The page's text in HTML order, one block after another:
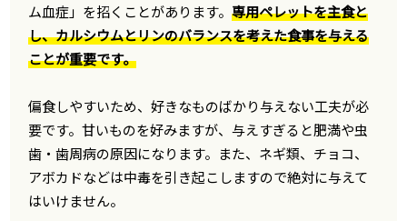
ム血症」を招くことがあります。専用ペレットを主食と
し、カルシウムとリンのバランスを考えた食事を与える
ことが重要です。
偏食しやすいため、好きなものばかり与えない工夫が必
要です。甘いものを好みますが、与えすぎると肥満や虫
歯・歯周病の原因になります。また、ネギ類、チョコ、
アボカドなどは中毒を引き起こしますので絶対に与えて
はいけません。